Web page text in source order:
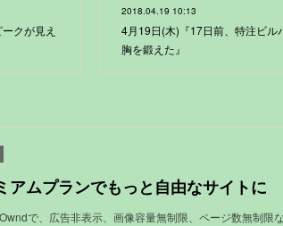
クが見え
2018.04.19 10:13
4月19日(木)『17日前、特注ビル
胸を鍛えた』
アムプランでもっと自由なサイトに
で、広告非表示、画像容量無制限、ページ数無制限